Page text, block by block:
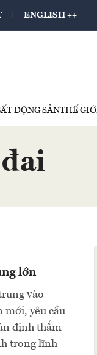
ENGLISH ++
ĐỘNG SẢNTHẾ
lớn
vào
mới, yêu cầu
định thẩm
trong lĩnh